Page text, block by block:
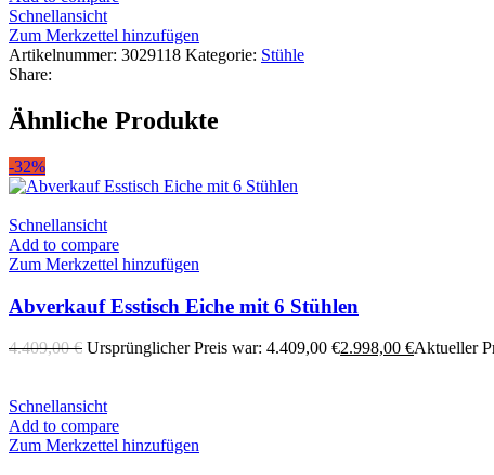
Schnellansicht
Zum Merkzettel hinzufügen
Artikelnummer: 3029118 Kategorie: Stühle
Share:
Ähnliche Produkte
-32%
Schnellansicht
Add to compare
Zum Merkzettel hinzufügen
Abverkauf Esstisch Eiche mit 6 Stühlen
4.409,00€ Ursprünglicher Preis war: 4.409,00 €2.998,00 €Aktueller
Schnellansicht
Add to compare
Zum Merkzettel hinzufügen